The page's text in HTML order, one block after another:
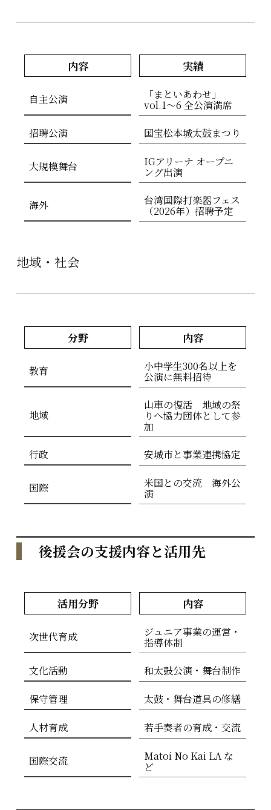
内容 実績
自主公演 「まといあわせ」
vol.1〜6 全公演満席
招聘公演
国宝松本城太鼓まつり
大規模舞台 IGアリーナ オープニ
ング出演
海外 台湾国際打楽器フェス
（2026年）招聘予定
地域・社会
分野 内容
教育 小中学生300名以上を
公演に無料招待
地域
山車の復活 地域の祭
りへ協力団体として参
加
行政
安城市と事業連携協定
国際 米国との交流 海外公
演
後援会の支援内容と活用先
活用分野 内容
次世代育成 ジュニア事業の運営・
指導体制
文化活動
和太鼓公演・舞台制作
保守管理 太鼓・舞台道具の修繕
人材育成 若手奏者の育成・交流
国際交流 Matoi No Kai LA な
ど